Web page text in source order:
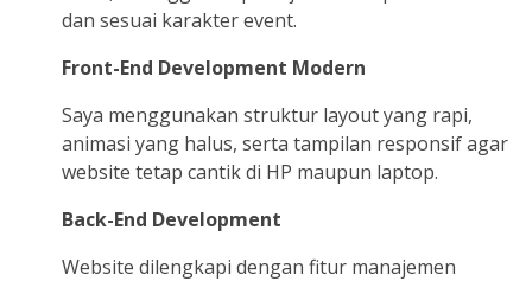
dan sesuai karakter event.
Front-End Development Modern
Saya menggunakan struktur layout yang rapi,
animasi yang halus, serta tampilan responsif agar
website tetap cantik di HP maupun laptop.
Back-End Development
Website dilengkapi dengan fitur manajemen